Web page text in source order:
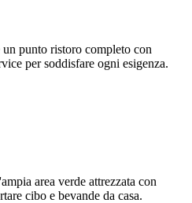
punto ristoro completo con
per soddisfare ogni esigenza.
area verde attrezzata con
cibo e bevande da casa.